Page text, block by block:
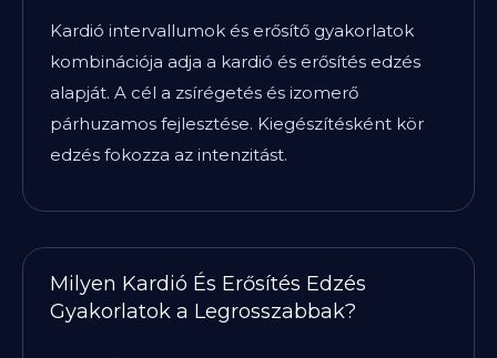
Kardió intervallumok és erősítő gyakorlatok
kombinációja adja a kardió és erősítés edzés
alapját. A cél a zsírégetés és izomerő
párhuzamos fejlesztése. Kiegészítésként kör
edzés fokozza az intenzitást.
Milyen Kardió És Erősítés Edzés
Gyakorlatok a Legrosszabbak?